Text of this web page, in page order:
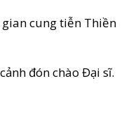
cung tiễn Thiền
đón chào Đại sĩ.